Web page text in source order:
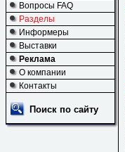
Вопросы FAQ
Разделы
Информеры
Выставки
Реклама
О компании
Контакты
Поиск по сайту